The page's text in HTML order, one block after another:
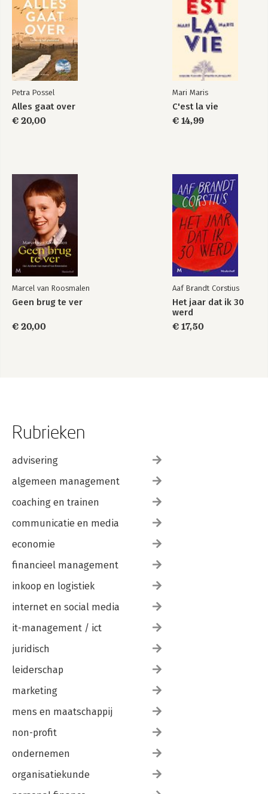
Petra Possel
Alles gaat over
€ 20,00
Mari Maris
C'est la vie
€ 14,99
Marcel van Roosmalen
Geen brug te ver
€ 20,00
Aaf Brandt Corstius
Het jaar dat ik 30
werd
€ 17,50
Rubrieken
advisering
algemeen management
coaching en trainen
communicatie en media
economie
financieel management
inkoop en logistiek
internet en social media
it-management / ict
juridisch
leiderschap
marketing
mens en maatschappij
non-profit
ondernemen
organisatiekunde